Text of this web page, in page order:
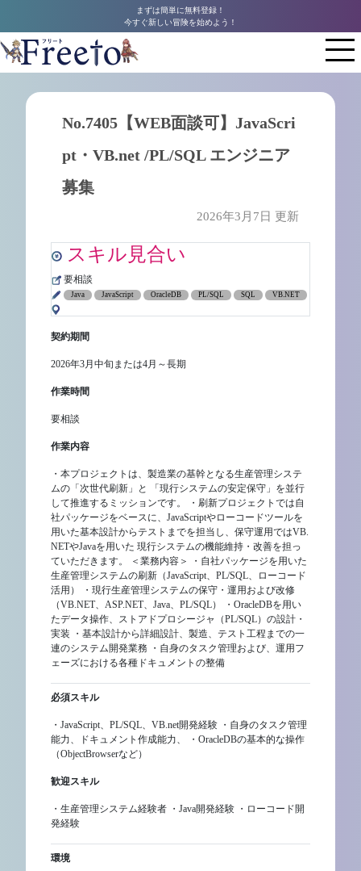
まずは簡単に無料登録！
今すぐ新しい冒険を始めよう！
No.7405【WEB面談可】JavaScri
pt・VB.net /PL/SQL エンジニア
募集
2026年3月7日 更新
スキル見合い
要相談
Java JavaScript OracleDB PL/SQL SQL VB.NET
契約期間
2026年3月中旬または4月～長期
作業時間
要相談
作業内容
・本プロジェクトは、製造業の基幹となる生産管理システ
ムの「次世代刷新」と 「現行システムの安定保守」を並行
して推進するミッションです。 ・刷新プロジェクトでは自
社パッケージをベースに、JavaScriptやローコードツールを
用いた基本設計からテストまでを担当し、保守運用ではVB.
NETやJavaを用いた 現行システムの機能維持・改善を担っ
ていただきます。 ＜業務内容＞ ・自社パッケージを用いた
生産管理システムの刷新（JavaScript、PL/SQL、ローコード
活用） ・現行生産管理システムの保守・運用および改修
（VB.NET、ASP.NET、Java、PL/SQL） ・OracleDBを用い
たデータ操作、ストアドプロシージャ（PL/SQL）の設計・
実装 ・基本設計から詳細設計、製造、テスト工程までの一
連のシステム開発業務 ・自身のタスク管理および、運用フ
ェーズにおける各種ドキュメントの整備
必須スキル
・JavaScript、PL/SQL、VB.net開発経験 ・自身のタスク管理
能力、ドキュメント作成能力、 ・OracleDBの基本的な操作
（ObjectBrowserなど）
歓迎スキル
・生産管理システム経験者 ・Java開発経験 ・ローコード開
発経験
環境